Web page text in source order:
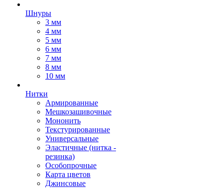
Шнуры
3 мм
4 мм
5 мм
6 мм
7 мм
8 мм
10 мм
Нитки
Армированные
Мешкозашивочные
Мононить
Текстурированные
Универсальные
Эластичные (нитка -
резинка)
Особопрочные
Карта цветов
Джинсовые